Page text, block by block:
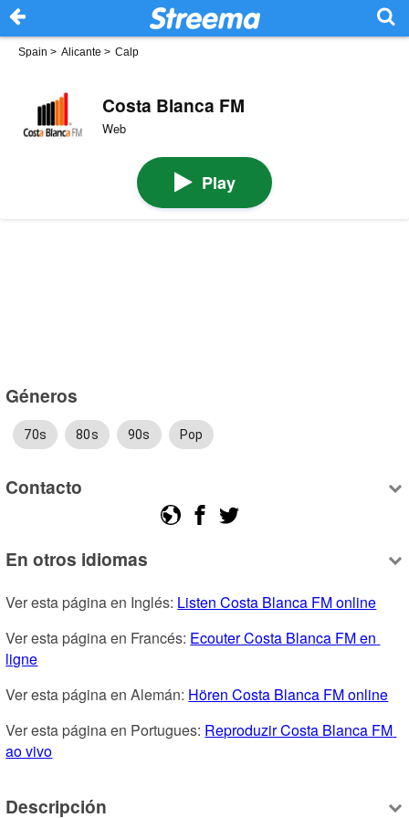
Spain > Alicante > Calp
Costa Blanca FM
Web
Play
Géneros
70s 80s 90s Pop
Contacto
En otros idiomas
Ver esta página en Inglés: Listen Costa Blanca FM online
Ver esta página en Francés: Ecouter Costa Blanca FM en
ligne
Ver esta página en Alemán: Hören Costa Blanca FM online
Ver esta página en Portugues: Reproduzir Costa Blanca FM
ao vivo
Descripción